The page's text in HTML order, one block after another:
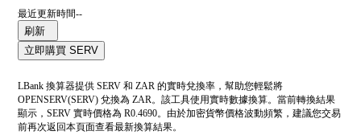
最近更新時間--
刷新
立即購買 SERV
LBank 換算器提供 SERV 和 ZAR 的實時兌換率，幫助您輕鬆將
OPENSERV(SERV) 兌換為 ZAR。該工具使用實時數據換算。當前轉換結果
顯示，SERV 實時價格為 R0.4690。由於加密貨幣價格波動頻繁，建議您交易
前再次返回本頁面查看最新換算結果。